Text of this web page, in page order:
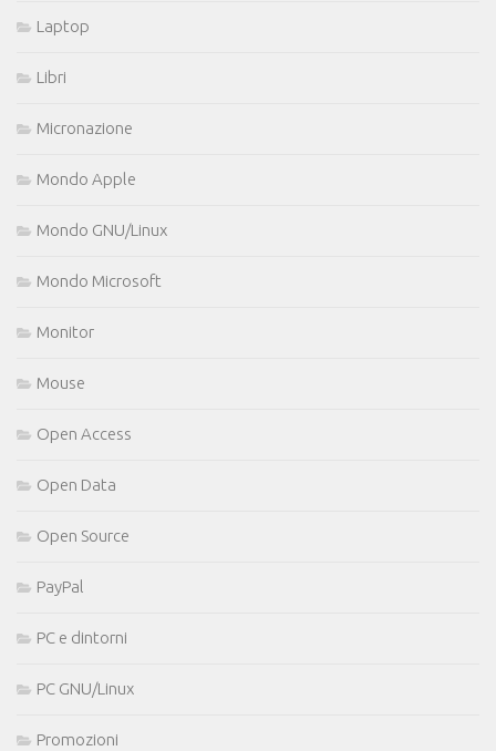
Laptop
Libri
Micronazione
Mondo Apple
Mondo GNU/Linux
Mondo Microsoft
Monitor
Mouse
Open Access
Open Data
Open Source
PayPal
PC e dintorni
PC GNU/Linux
Promozioni